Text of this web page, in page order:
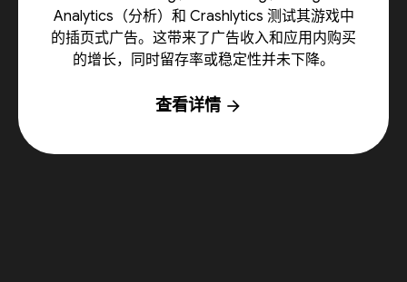
Analytics（分析）和 Crashlytics 测试其游戏中
的插页式广告。这带来了广告收入和应用内购买
的增长，同时留存率或稳定性并未下降。
查看详情 arrow_forward